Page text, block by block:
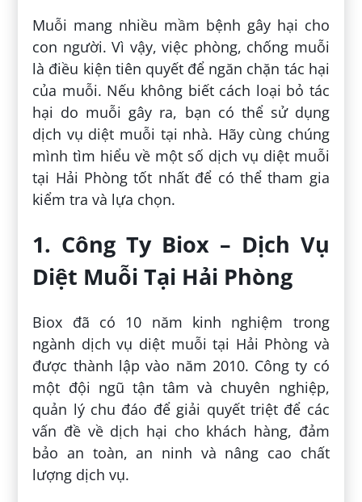
Muỗi mang nhiều mầm bệnh gây hại cho
con người. Vì vậy, việc phòng, chống muỗi
là điều kiện tiên quyết để ngăn chặn tác hại
của muỗi. Nếu không biết cách loại bỏ tác
hại do muỗi gây ra, bạn có thể sử dụng
dịch vụ diệt muỗi tại nhà. Hãy cùng chúng
mình tìm hiểu về một số dịch vụ diệt muỗi
tại Hải Phòng tốt nhất để có thể tham gia
kiểm tra và lựa chọn.
1. Công Ty Biox – Dịch Vụ
Diệt Muỗi Tại Hải Phòng
Biox đã có 10 năm kinh nghiệm trong
ngành dịch vụ diệt muỗi tại Hải Phòng và
được thành lập vào năm 2010. Công ty có
một đội ngũ tận tâm và chuyên nghiệp,
quản lý chu đáo để giải quyết triệt để các
vấn đề về dịch hại cho khách hàng, đảm
bảo an toàn, an ninh và nâng cao chất
lượng dịch vụ.